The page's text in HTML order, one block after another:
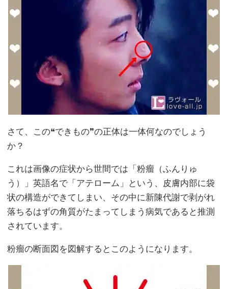
さて、この❝できもの❞の正体は一体何なのでしょう
か？
これは画像の症状から世間では「粉瘤（ふんりゅ
う）」英語名で「アテローム」という、皮膚内部に袋
状の構造ができてしまい、その中に新陳代謝で剥がれ
落ちるはずの角質がたまってしまう病気であると推測
されています。
粉瘤の断面図を図解するとこのようになります。